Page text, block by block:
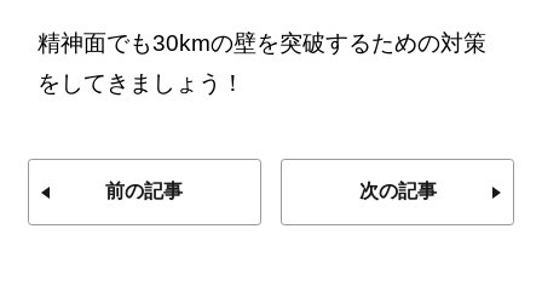
精神面でも30kmの壁を突破するための対策
をしてきましょう！
次の記事
前の記事